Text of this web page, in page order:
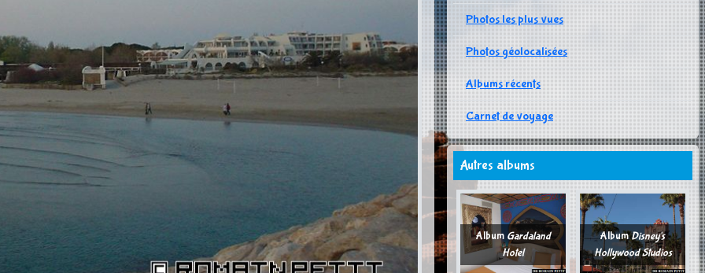
Photos les plus vues
Photos géolocalisées
Albums récents
Carnet de voyage
Autres albums
Album Gardaland
Hotel
AlbumDisney's
Hollywood Studios